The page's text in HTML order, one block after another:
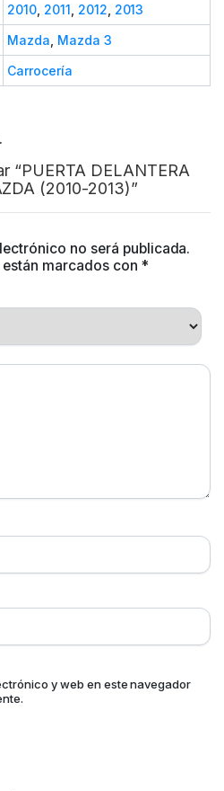
2010, 2011 2012 2013
Mazda Mazda 3
Carrocería
“PUERTA DELANTERA
(2010-2013)”
no será publicada.
marcados con *
y web en este navegador